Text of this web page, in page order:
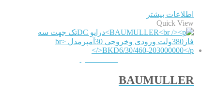
اطلاعات بیشتر
Quick View
BAUMULLER